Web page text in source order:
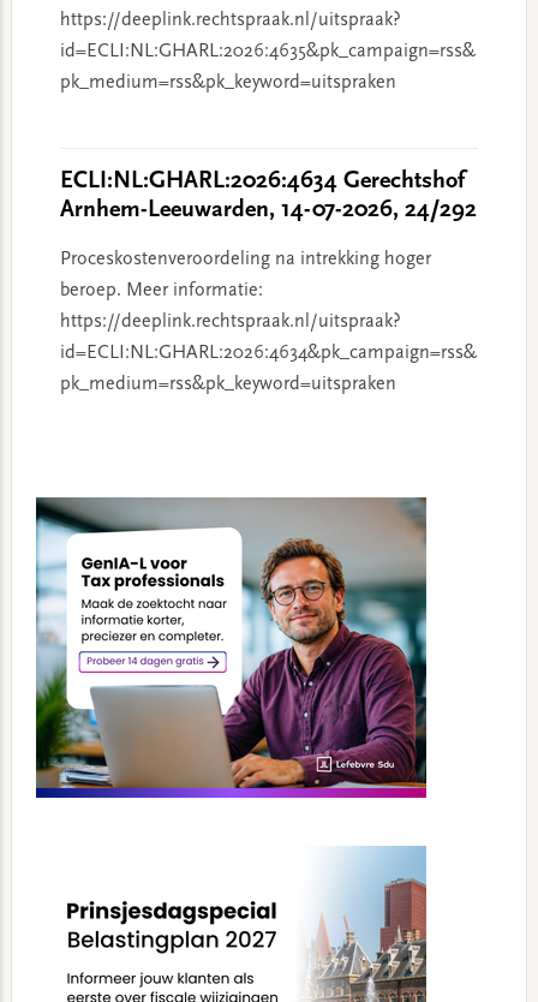
https://deeplink.rechtspraak.nl/uitspraak?
id=ECLI:NL:GHARL:2026:4635&pk_campaign=rss&
pk_medium=rss&pk_keyword=uitspraken
ECLI:NL:GHARL:2026:4634 Gerechtshof
Arnhem-Leeuwarden, 14-07-2026, 24/292
Proceskostenveroordeling na intrekking hoger
beroep. Meer informatie:
https://deeplink.rechtspraak.nl/uitspraak?
id=ECLI:NL:GHARL:2026:4634&pk_campaign=rss&
pk_medium=rss&pk_keyword=uitspraken
Sidebar